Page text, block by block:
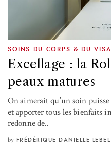
SOINS DU CORPS & DU
Excellage : la
peaux matures
On aimerait qu’un soin
et apporter tous les bienfaits
redonne de..
by FRÉDÉRIQUE DANIELLE LEBEL